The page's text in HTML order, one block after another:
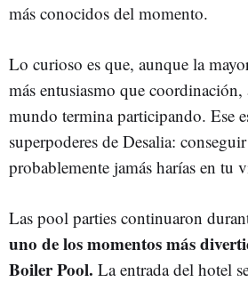
más conocidos del momento.
Lo curioso es que, aunque la
más entusiasmo que
mundo termina participando. Ese
superpoderes de Desalia:
probablemente jamás harías en tu
Las pool parties continuaron
uno de los momentos más
Boiler Pool. La entrada del hotel